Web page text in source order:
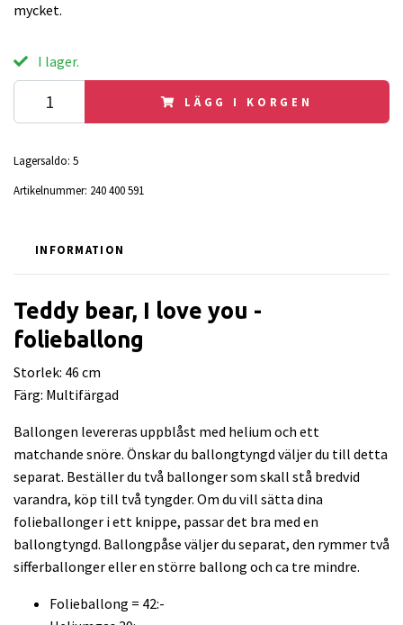
mycket.
I lager.
LÄGG I KORGEN
Lagersaldo: 5
Artikelnummer: 240 400 591
INFORMATION
Teddy bear, I love you -
folieballong
Storlek: 46 cm
Färg: Multifärgad
Ballongen levereras uppblåst med helium och ett
matchande snöre. Önskar du ballongtyngd väljer du till detta
separat. Beställer du två ballonger som skall stå bredvid
varandra, köp till två tyngder. Om du vill sätta dina
folieballonger i ett knippe, passar det bra med en
ballongtyngd. Ballongpåse väljer du separat, den rymmer två
sifferballonger eller en större ballong och ca tre mindre.
Folieballong = 42:-